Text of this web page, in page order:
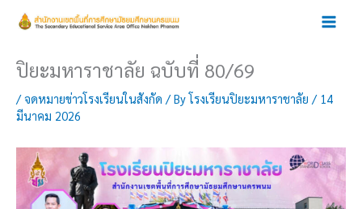
ปิยะมหาราชาลัย ฉบับที่ 80/69
/จดหมายข่าวโรงเรียนในสังกัด / Byโรงเรียนปิยะมหาราชาลัย / 14
มีนาคม 2026